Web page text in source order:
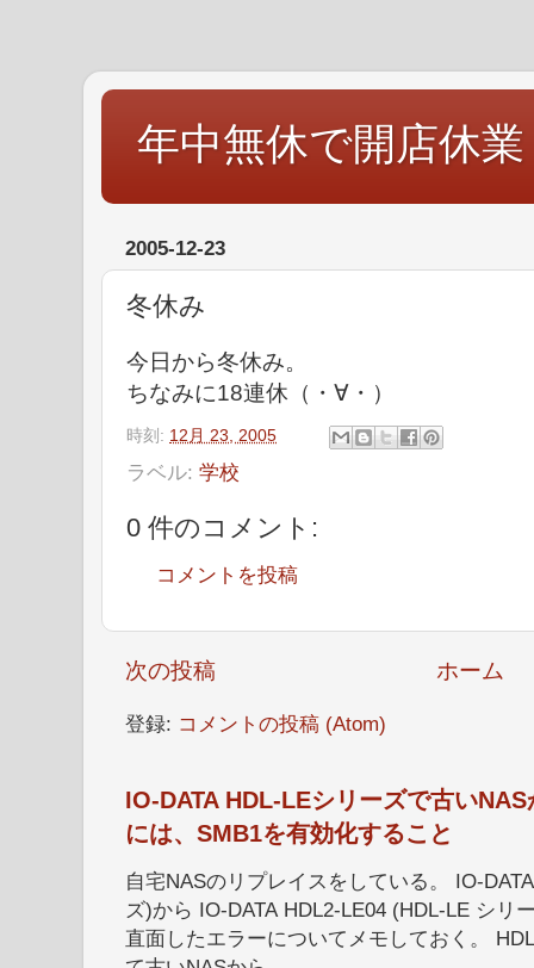
年中無休で開店休業
2005-12-23
冬休み
今日から冬休み。
ちなみに18連休（・∀・）
時刻: 12月 23, 2005
ラベル: 学校
0 件のコメント:
コメントを投稿
次の投稿 ホーム
登録: コメントの投稿 (Atom)
IO-DATA HDL-LEシリーズで古い
には、SMB1を有効化すること
自宅NASのリプレイスをしている。 IO-
ズ)から IO-DATA HDL2-LE04 (HDL-LE シリ
直面したエラーについてメモしておく。